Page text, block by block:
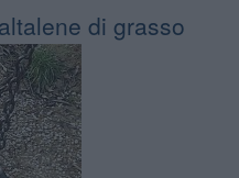
di grasso